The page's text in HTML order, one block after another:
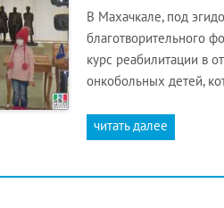
В Махачкале, под
благотворительного
курс реабилитации в
онкобольных детей,
читать далее